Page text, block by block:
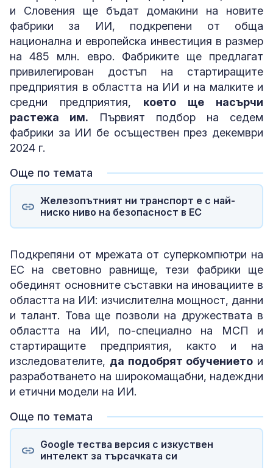
и Словения ще бъдат домакини на новите
фабрики за ИИ, подкрепени от обща
национална и европейска инвестиция в размер
на 485 млн. евро. Фабриките ще предлагат
привилегирован достъп на стартиращите
предприятия в областта на ИИ и на малките и
средни предприятия, което ще насърчи
растежа им. Първият подбор на седем
фабрики за ИИ бе осъществен през декември
2024 г.
Още по темата
Железопътният ни транспорт е с най-
ниско ниво на безопасност в ЕС
Подкрепяни от мрежата от суперкомпютри на
ЕС на световно равнище, тези фабрики ще
обединят основните съставки на иновациите в
областта на ИИ: изчислителна мощност, данни
и талант. Това ще позволи на дружествата в
областта на ИИ, по-специално на МСП и
стартиращите предприятия, както и на
изследователите, да подобрят обучението и
разработването на широкомащабни, надеждни
и етични модели на ИИ.
Още по темата
Google тества версия с изкуствен
интелект за търсачката си